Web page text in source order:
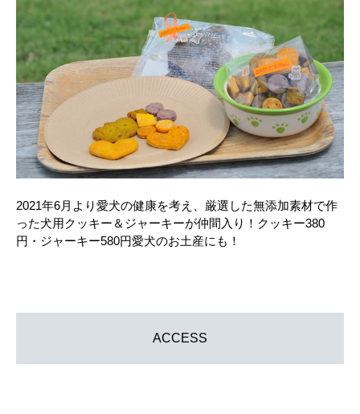
2021年6月より愛犬の健康を考え、厳選した無添加素材で作
った犬用クッキー＆ジャーキーが仲間入り！クッキー380
円・ジャーキー580円愛犬のお土産にも！
ACCESS